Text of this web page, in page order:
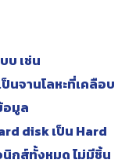
บ เช่น
จานโลหะที่เคลือบ
อมูล
disk เป็น Hard
กส์ทั้งหมด ไม่มีชิ้น